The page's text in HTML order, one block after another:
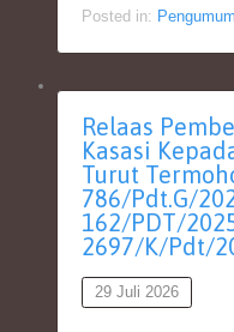
Posted in:
Relaas
Kasasi
Turut
786/Pdt.G/
162/PDT/
2697/K/Pdt/
29 Juli 2026